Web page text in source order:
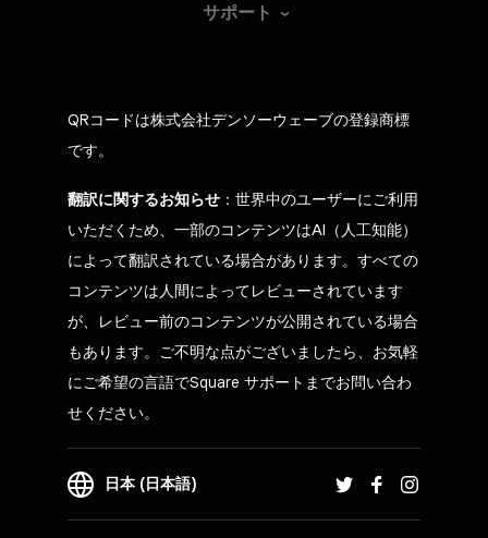
サポート
QRコードは株式会社デンソーウェーブの登録商標
です。
翻訳に関するお知らせ ：世界中のユーザーにご利用
いただくため、一部のコンテンツはAI（人工知能）
によって翻訳されている場合があります。すべての
コンテンツは人間によってレビューされています
が、レビュー前のコンテンツが公開されている場合
もあります。ご不明な点がございましたら、お気軽
にご希望の言語でSquare サポートまでお問い合わ
せください。
日本 (日本語)